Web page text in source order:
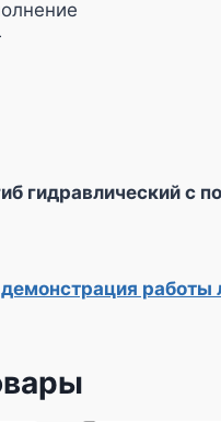
гидравлический с
работы